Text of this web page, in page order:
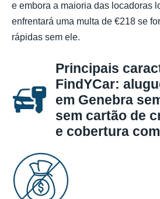
e embora a maioria das locadoras
enfrentará uma multa de €218 se
rápidas sem ele.
Principais
FindYCar:
em Genebra
sem cartão de
e cobertura